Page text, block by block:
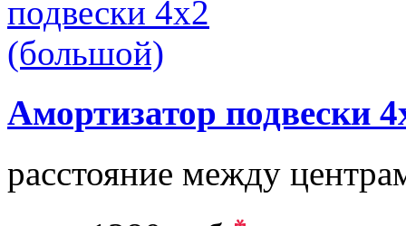
Амортизатор подвески
расстояние между